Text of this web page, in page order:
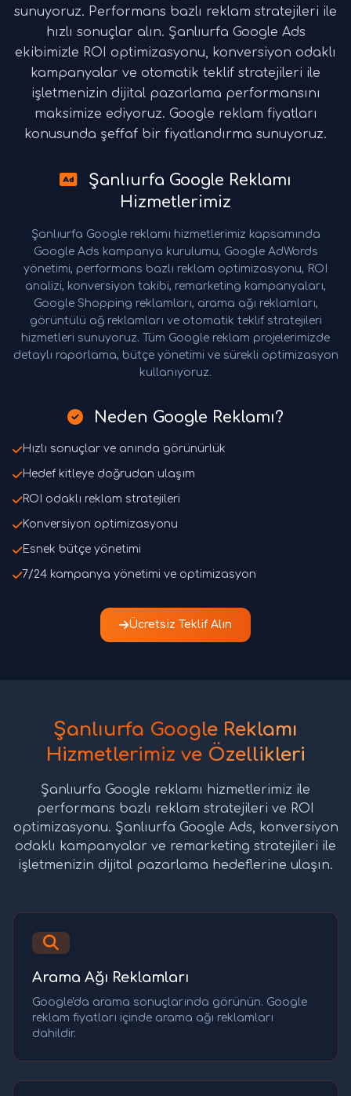
sunuyoruz. Performans bazlı reklam stratejileri ile
hızlı sonuçlar alın. Şanlıurfa Google Ads
ekibimizle ROI optimizasyonu, konversiyon odaklı
kampanyalar ve otomatik teklif stratejileri ile
işletmenizin dijital pazarlama performansını
maksimize ediyoruz. Google reklam fiyatları
konusunda şeffaf bir fiyatlandırma sunuyoruz.
Şanlıurfa Google Reklamı
Hizmetlerimiz
Şanlıurfa Google reklamı hizmetlerimiz kapsamında
Google Ads kampanya kurulumu, Google AdWords
yönetimi, performans bazlı reklam optimizasyonu, ROI
analizi, konversiyon takibi, remarketing kampanyaları,
Google Shopping reklamları, arama ağı reklamları,
görüntülü ağ reklamları ve otomatik teklif stratejileri
hizmetleri sunuyoruz. Tüm Google reklam projelerimizde
detaylı raporlama, bütçe yönetimi ve sürekli optimizasyon
kullanıyoruz.
Neden Google Reklamı?
Hızlı sonuçlar ve anında görünürlük
Hedef kitleye doğrudan ulaşım
ROI odaklı reklam stratejileri
Konversiyon optimizasyonu
Esnek bütçe yönetimi
7/24 kampanya yönetimi ve optimizasyon
Ücretsiz Teklif Alın
Şanlıurfa Google Reklamı
Hizmetlerimiz ve Özellikleri
Şanlıurfa Google reklamı hizmetlerimiz ile
performans bazlı reklam stratejileri ve ROI
optimizasyonu. Şanlıurfa Google Ads, konversiyon
odaklı kampanyalar ve remarketing stratejileri ile
işletmenizin dijital pazarlama hedeflerine ulaşın.
Arama Ağı Reklamları
Google'da arama sonuçlarında görünün. Google
reklam fiyatları içinde arama ağı reklamları
dahildir.